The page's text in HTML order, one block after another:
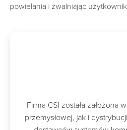
powielania i zwalniając
Firma CSI została
przemysłowej, jak i